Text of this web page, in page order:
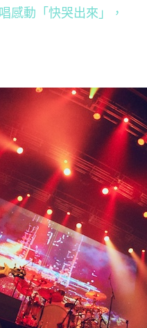
感動「快哭出來」，